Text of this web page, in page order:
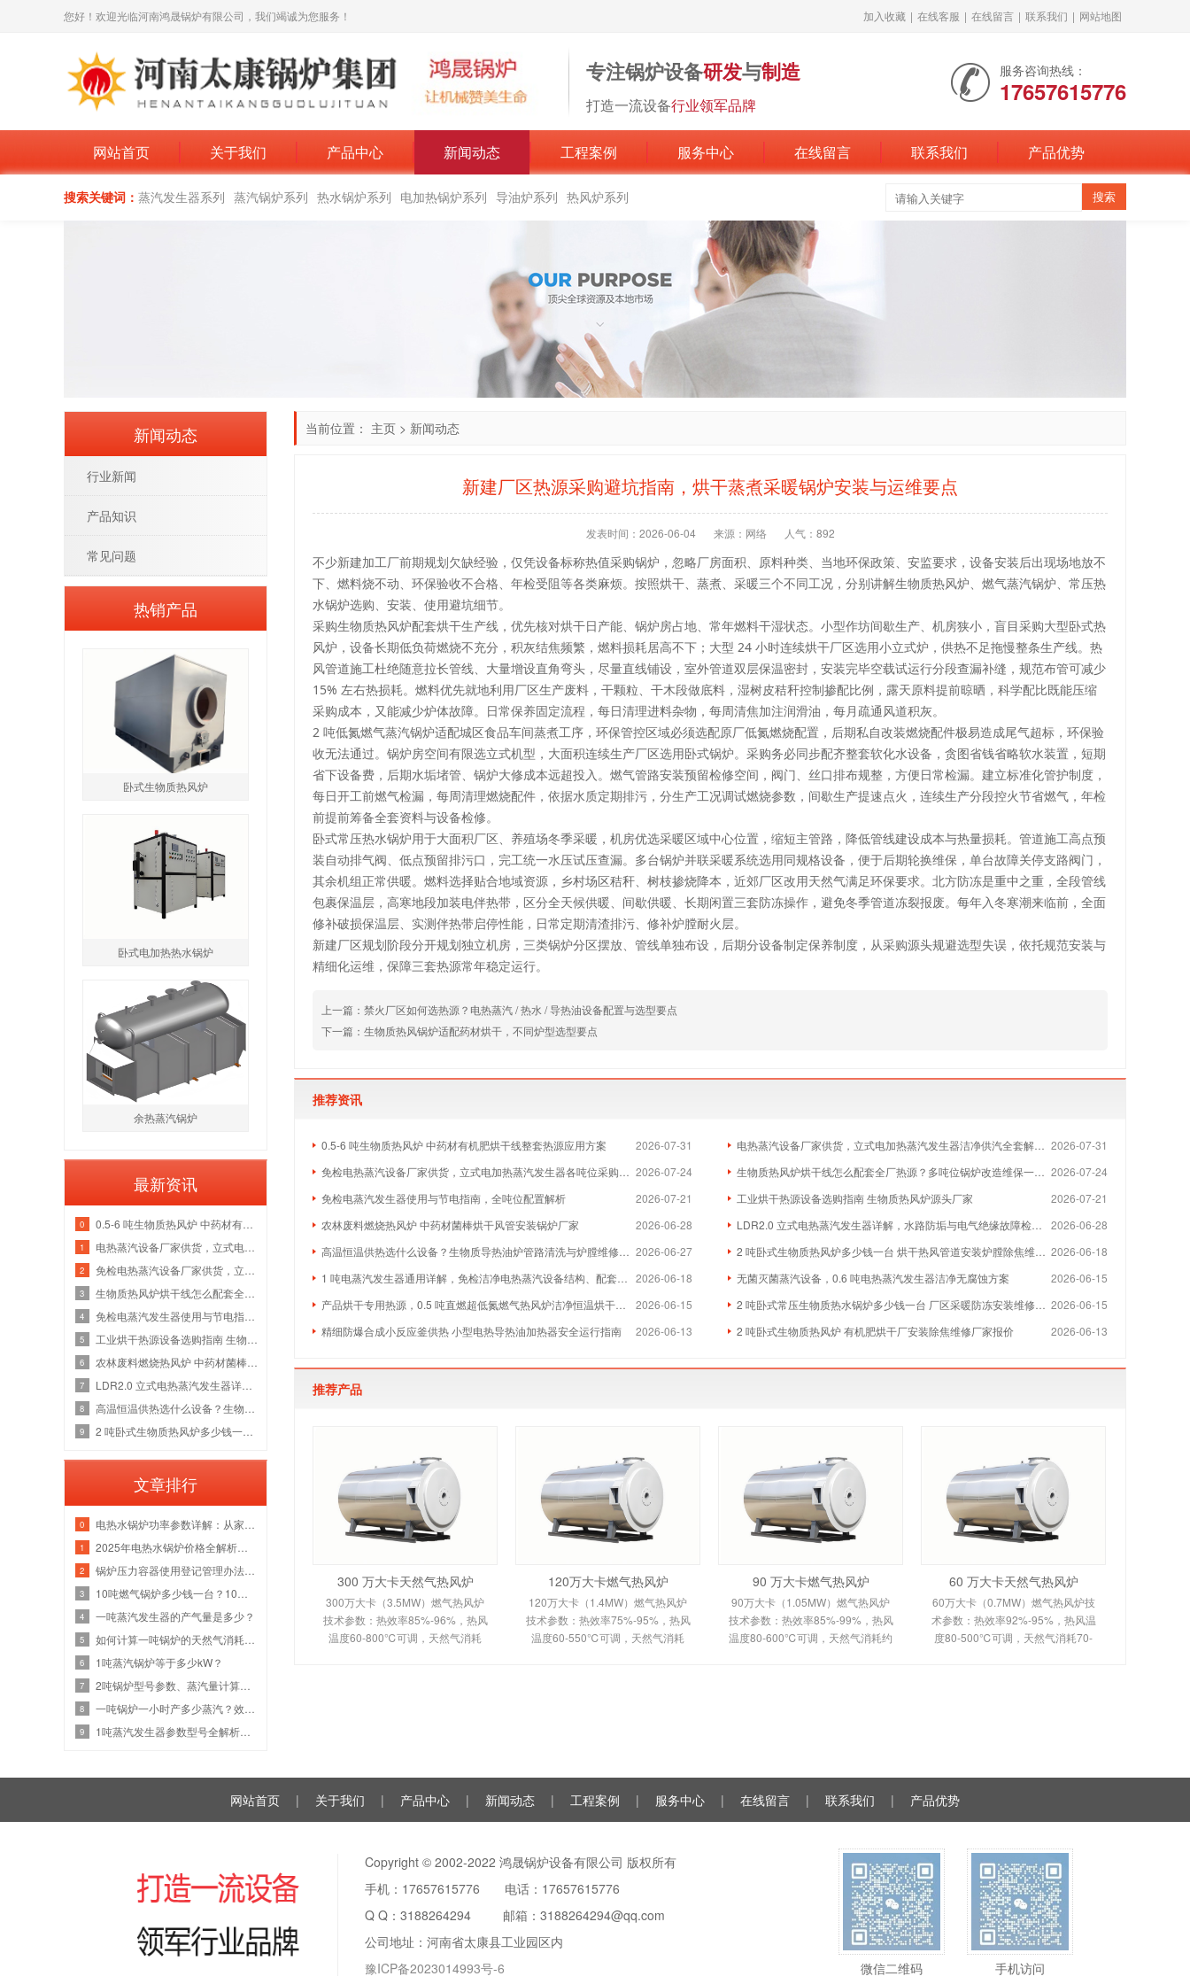
您好！欢迎光临河南鸿晟锅炉有限公司，我们竭诚为您服务！ 加入收藏 | 在线客服 | 在线留言 | 联系我们 | 网站地图
专注锅炉设备研发与制造
打造一流设备行业领军品牌
服务咨询热线：
17657615776
网站首页 关于我们 产品中心 新闻动态 工程案例 服务中心 在线留言 联系我们 产品优势
搜索关键词： 蒸汽发生器系列 蒸汽锅炉系列 热水锅炉系列 电加热锅炉系列 导油炉系列 热风炉系列
当前位置： 主页 > 新闻动态
新建厂区热源采购避坑指南，烘干蒸煮采暖锅炉安装与运维要点
发表时间：2026-06-04 来源：网络 人气： 892
不少新建加工厂前期规划欠缺经验，仅凭设备标称热值采购锅炉，忽略厂房面积、原料种类、当地环保政策、安监要求，设备安装后出现场地放不
下、燃料烧不动、环保验收不合格、年检受阻等各类麻烦。按照烘干、蒸煮、采暖三个不同工况，分别讲解生物质热风炉、燃气蒸汽锅炉、常压热
水锅炉选购、安装、使用避坑细节。
采购生物质热风炉配套烘干生产线，优先核对烘干日产能、锅炉房占地、常年燃料干湿状态。小型作坊间歇生产、机房狭小，盲目采购大型卧式热
风炉，设备长期低负荷燃烧不充分，积灰结焦频繁，燃料损耗居高不下；大型 24 小时连续烘干厂区选用小立式炉，供热不足拖慢整条生产线。热
风管道施工杜绝随意拉长管线、大量增设直角弯头，尽量直线铺设，室外管道双层保温密封，安装完毕空载试运行分段查漏补缝，规范布管可减少
15% 左右热损耗。燃料优先就地利用厂区生产废料，干颗粒、干木段做底料，湿树皮秸秆控制掺配比例，露天原料提前晾晒，科学配比既能压缩
采购成本，又能减少炉体故障。日常保养固定流程，每日清理进料杂物，每周清焦加注润滑油，每月疏通风道积灰。
2 吨低氮燃气蒸汽锅炉适配城区食品车间蒸煮工序，环保管控区域必须选配原厂低氮燃烧配置，后期私自改装燃烧配件极易造成尾气超标，环保验
收无法通过。锅炉房空间有限选立式机型，大面积连续生产厂区选用卧式锅炉。采购务必同步配齐整套软化水设备，贪图省钱省略软水装置，短期
省下设备费，后期水垢堵管、锅炉大修成本远超投入。燃气管路安装预留检修空间，阀门、丝口排布规整，方便日常检漏。建立标准化管护制度，
每日开工前燃气检漏，每周清理燃烧配件，依据水质定期排污，分生产工况调试燃烧参数，间歇生产提速点火，连续生产分段控火节省燃气，年检
前提前筹备全套资料与设备检修。
卧式常压热水锅炉用于大面积厂区、养殖场冬季采暖，机房优选采暖区域中心位置，缩短主管路，降低管线建设成本与热量损耗。管道施工高点预
装自动排气阀、低点预留排污口，完工统一水压试压查漏。多台锅炉并联采暖系统选用同规格设备，便于后期轮换维保，单台故障关停支路阀门，
其余机组正常供暖。燃料选择贴合地域资源，乡村场区秸秆、树枝掺烧降本，近郊厂区改用天然气满足环保要求。北方防冻是重中之重，全段管线
包裹保温层，高寒地段加装电伴热带，区分全天候供暖、间歇供暖、长期闲置三套防冻操作，避免冬季管道冻裂报废。每年入冬寒潮来临前，全面
修补破损保温层、实测伴热带启停性能，日常定期清渣排污、修补炉膛耐火层。
新建厂区规划阶段分开规划独立机房，三类锅炉分区摆放、管线单独布设，后期分设备制定保养制度，从采购源头规避选型失误，依托规范安装与
精细化运维，保障三套热源常年稳定运行。
上一篇：禁火厂区如何选热源？电热蒸汽 / 热水 / 导热油设备配置与选型要点
下一篇：生物质热风锅炉适配药材烘干，不同炉型选型要点
推荐资讯
2026-07-31
0.5-6 吨生物质热风炉 中药材有机肥烘干线整套热源应用方案 2026-07-31
电热蒸汽设备厂家供货，立式电加热蒸汽发生器洁净供汽全套解决方案
2026-07-24
免检电热蒸汽设备厂家供货，立式电加热蒸汽发生器各吨位采购成本分析 2026-07-24
生物质热风炉烘干线怎么配套全厂热源？多吨位锅炉改造维保一站式方案
2026-07-21
免检电蒸汽发生器使用与节电指南，全吨位配置解析 2026-07-21
工业烘干热源设备选购指南 生物质热风炉源头厂家
2026-06-28
农林废料燃烧热风炉 中药材菌棒烘干风管安装锅炉厂家 2026-06-28
LDR2.0 立式电热蒸汽发生器详解，水路防垢与电气绝缘故障检修指南
2026-06-27
高温恒温供热选什么设备？生物质导热油炉管路清洗与炉膛维修实体厂家 2026-06-18
2 吨卧式生物质热风炉多少钱一台 烘干热风管道安装炉膛除焦维修厂家
2026-06-18
1 吨电蒸汽发生器通用详解，免检洁净电热蒸汽设备结构、配套与维保全指南 2026-06-15
无菌灭菌蒸汽设备，0.6 吨电热蒸汽发生器洁净无腐蚀方案
2026-06-15
产品烘干专用热源，0.5 吨直燃超低氮燃气热风炉洁净恒温烘干方案 2026-06-15
2 吨卧式常压生物质热水锅炉多少钱一台 厂区采暖防冻安装维修厂家
2026-06-13
精细防爆合成小反应釜供热 小型电热导热油加热器安全运行指南 2026-06-13
2 吨卧式生物质热风炉 有机肥烘干厂安装除焦维修厂家报价
推荐产品
300 万大卡天然气热风炉
300万大卡（3.5MW）燃气热风炉
技术参数：热效率85%-96%，热风
温度60-800℃可调，天然气消耗
120万大卡燃气热风炉
120万大卡（1.4MW）燃气热风炉
技术参数：热效率75%-95%，热风
温度60-550℃可调，天然气消耗
90 万大卡燃气热风炉
90万大卡（1.05MW）燃气热风炉
技术参数：热效率85%-99%，热风
温度80-600℃可调，天然气消耗约
60 万大卡天然气热风炉
60万大卡（0.7MW）燃气热风炉技
术参数：热效率92%-95%，热风温
度80-500℃可调，天然气消耗70-
新闻动态
行业新闻
产品知识
常见问题
热销产品
卧式生物质热风炉
卧式电加热热水锅炉
余热蒸汽锅炉
最新资讯
0
1
2
3
4
5
6
7
8
9
文章排行
0
1
2
3
4 一吨蒸汽发生器的产气量是多少？
5
6 1吨蒸汽锅炉等于多少kW？
7
8
9
网站首页 | 关于我们 | 产品中心 | 新闻动态 | 工程案例 | 服务中心 | 在线留言 | 联系我们 | 产品优势
Copyright © 2002-2022 鸿晟锅炉设备有限公司 版权所有
手机：17657615776 电话：17657615776
Q Q： 3188264294 邮箱：3188264294@qq.com
公司地址：河南省太康县工业园区内
豫ICP备2023014993号-6
微信二维码 手机访问